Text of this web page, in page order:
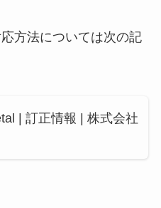
方法については次の記
| 訂正情報 | 株式会社